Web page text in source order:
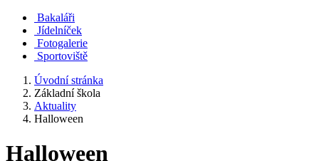
Bakaláři
Jídelníček
Fotogalerie
Sportoviště
Úvodní stránka
Základní škola
Aktuality
Halloween
Halloween